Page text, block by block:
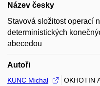
Název česky
Stavová složitost operací
deterministických
abecedou
Autoři
KUNC Michal OKHOTIN